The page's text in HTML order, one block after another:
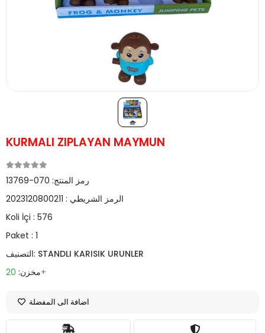
KURMALI ZIPLAYAN MAYMUN
رمز المنتج: 070-13769
الرمز الشريطي : 2023120800211
Koli İçi : 576
Paket : 1
التصنيف: STANDLI KARISIK URUNLER
مخزن:20+
اضافة الى المفضلة